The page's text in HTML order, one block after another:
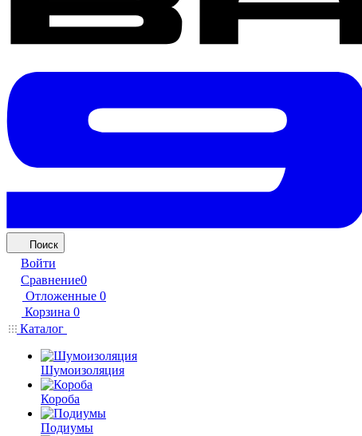
Поиск
Войти
Сравнение0
Отложенные 0
Корзина 0
Каталог
Шумоизоляция
Короба
Подиумы